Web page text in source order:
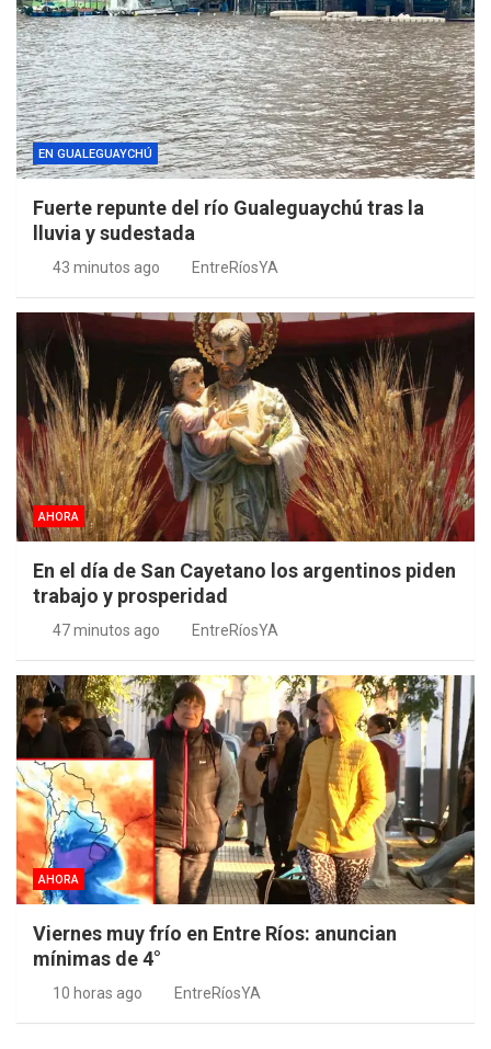
EN GUALEGUAYCHÚ
Fuerte repunte del río Gualeguaychú tras la
lluvia y sudestada
43 minutos ago EntreRíosYA
AHORA
En el día de San Cayetano los argentinos piden
trabajo y prosperidad
47 minutos ago EntreRíosYA
AHORA
Viernes muy frío en Entre Ríos: anuncian
mínimas de 4°
10 horas ago EntreRíosYA